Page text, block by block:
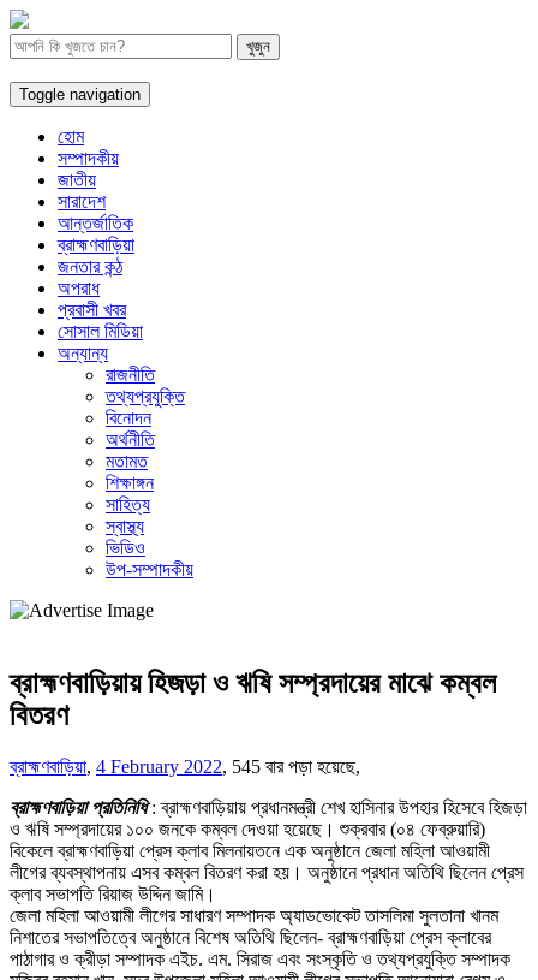
Toggle navigation
হোম
সম্পাদকীয়
জাতীয়
সারাদেশ
আন্তর্জাতিক
ব্রাহ্মণবাড়িয়া
জনতার কন্ঠ
অপরাধ
প্রবাসী খবর
সোসাল মিডিয়া
অন্যান্য
রাজনীতি
তথ্যপ্রযুক্তি
বিনোদন
অর্থনীতি
মতামত
শিক্ষাঙ্গন
সাহিত্য
স্বাস্থ্য
ভিডিও
উপ-সম্পাদকীয়
ব্রাহ্মণবাড়িয়ায় হিজড়া ও ঋষি সম্প্রদায়ের মাঝে কম্বল
বিতরণ
ব্রাহ্মণবাড়িয়া, 4 February 2022, 545 বার পড়া হয়েছে,
ব্রাহ্মণবাড়িয়া প্রতিনিধি: ব্রাহ্মণবাড়িয়ায় প্রধানমন্ত্রী শেখ হাসিনার উপহার হিসেবে হিজড়া
ও ঋষি সম্প্রদায়ের ১০০ জনকে কম্বল দেওয়া হয়েছে। শুক্রবার (০৪ ফেব্রুয়ারি)
বিকেলে ব্রাহ্মণবাড়িয়া প্রেস ক্লাব মিলনায়তনে এক অনুষ্ঠানে জেলা মহিলা আওয়ামী
লীগের ব্যবস্থাপনায় এসব কম্বল বিতরণ করা হয়। অনুষ্ঠানে প্রধান অতিথি ছিলেন প্রেস
ক্লাব সভাপতি রিয়াজ উদ্দিন জামি।
জেলা মহিলা আওয়ামী লীগের সাধারণ সম্পাদক অ্যাডভোকেট তাসলিমা সুলতানা খানম
নিশাতের সভাপতিত্বে অনুষ্ঠানে বিশেষ অতিথি ছিলেন- ব্রাহ্মণবাড়িয়া প্রেস ক্লাবের
পাঠাগার ও ক্রীড়া সম্পাদক এইচ. এম. সিরাজ এবং সংস্কৃতি ও তথ্যপ্রযুক্তি সম্পাদক